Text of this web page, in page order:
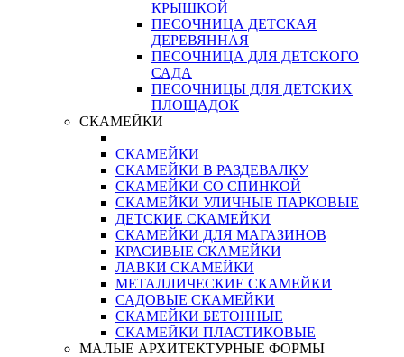
КРЫШКОЙ
ПЕСОЧНИЦА ДЕТСКАЯ
ДЕРЕВЯННАЯ
ПЕСОЧНИЦА ДЛЯ ДЕТСКОГО
САДА
ПЕСОЧНИЦЫ ДЛЯ ДЕТСКИХ
ПЛОЩАДОК
СКАМЕЙКИ
СКАМЕЙКИ
СКАМЕЙКИ В РАЗДЕВАЛКУ
СКАМЕЙКИ СО СПИНКОЙ
СКАМЕЙКИ УЛИЧНЫЕ ПАРКОВЫЕ
ДЕТСКИЕ СКАМЕЙКИ
СКАМЕЙКИ ДЛЯ МАГАЗИНОВ
КРАСИВЫЕ СКАМЕЙКИ
ЛАВКИ СКАМЕЙКИ
МЕТАЛЛИЧЕСКИЕ СКАМЕЙКИ
САДОВЫЕ СКАМЕЙКИ
СКАМЕЙКИ БЕТОННЫЕ
СКАМЕЙКИ ПЛАСТИКОВЫЕ
МАЛЫЕ АРХИТЕКТУРНЫЕ ФОРМЫ